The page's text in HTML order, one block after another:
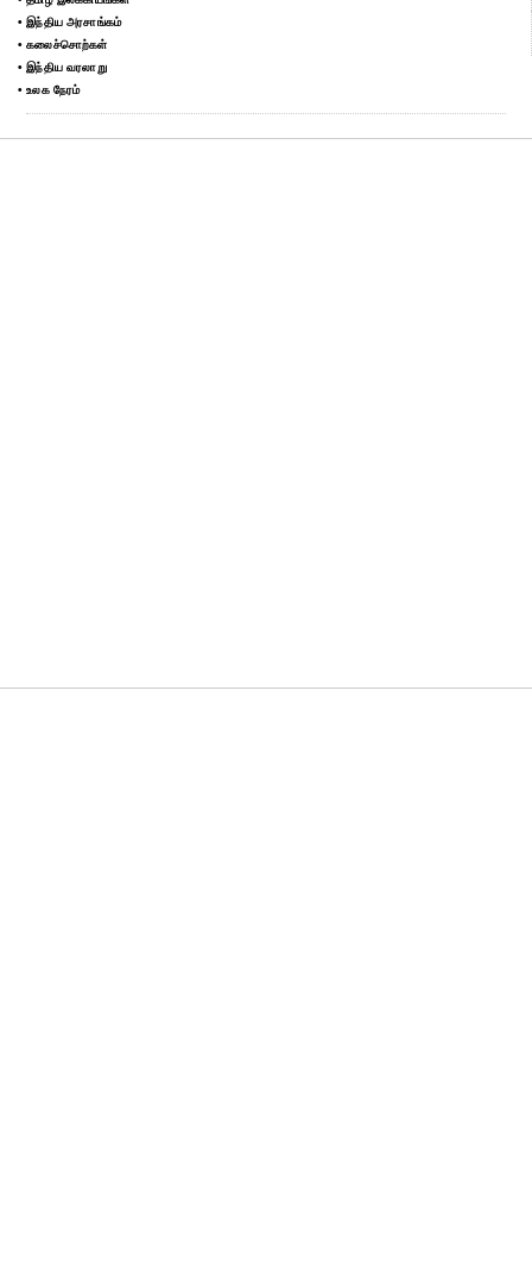
• இந்திய அரசாங்கம்
• கலைச்சொற்கள்
• இந்திய வரலாறு
• உலக நேரம்